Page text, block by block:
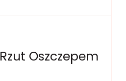
Rzut Oszczepem